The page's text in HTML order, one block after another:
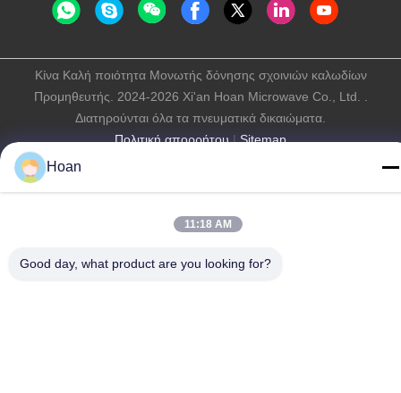
Πολιτική απορρήτου|Sitemap
Κίνα Καλή ποιότητα Μονωτής δόνησης σχοινιών καλωδίων
Προμηθευτής. 2024-2026 Xi'an Hoan Microwave Co., Ltd. .
Διατηρούνται όλα τα πνευματικά δικαιώματα.
Hoan
11:18 AM
Good day, what product are you looking for?